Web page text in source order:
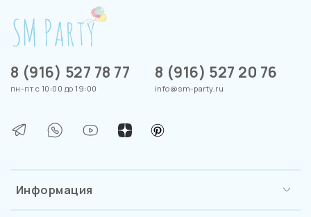
Информация
8 (916) 527 78 77
пн-пт с 10:00 до 19:00
8 (916) 527 20 76
info@sm-party.ru